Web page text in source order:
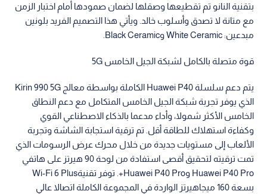
بتقنية النانو تم تقطيعها وصقلها لضمان صمودها أمام اختبار الزمن
مع متانة لا تصدق وأسلوب خالد. ويأتي هذا التصميم الفريد بلونين
مبدعين: White Ceramic وBlack Ceramic.
قوة متصلة بالكامل لشبكة الجيل الخامس 5G
يتم دعم سلسلة Huawei P40 الكاملة بواسطة معالج Kirin 990 5G
الذي يوفر تجربة شبكة الجيل الخامس المتكامل مع دعم النطاق
الخامس الأكثر شمولا، وأداء مدعما بالذكاء الاصطناعي القوي
وكفاءة استهلاك للطاقة أقل. تم ترقية استجابة الشاشة وتجربة
الألعاب إلى مستويات جديدة من خلال محرك عرض الرسومات الذي
تمت ترقيته لتحقيق أقصى استفادة من لوحة 90 هيرتز على هاتفي
Huawei P40 Pro وHuawei P40 Pro+. توفر تقنيةWi-Fi 6 Plus
بسعة 160 ميجاهيرتز الواردة في المجموعة الكاملة اتصالا عالي